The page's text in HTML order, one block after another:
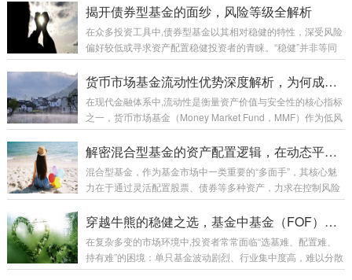
易价格...
票，从而分散风险，分享经济增长带来的收益，本指南将带你
步。 什么是股票型基金？ 股票型基金是指将基金大部分（通常
80%以上）资产投资于股票市场的基金，其收益主要来源于所
型基金具有以下显著特点： 专业...
揭开债券型基金的面纱，风险等级全解析
在众多投资工具中,债券型基金以其相对稳健的特性，深受风险
偏好较低或寻求资产配置稳健投资者的青睐。“稳健”并非等同
于“无风险”，债券型基金并非铁板一块，其内部根据投资策
略、资产类别等不同，蕴含着各异的风险水平，理解债券型基
关键一步。 债券型基金的风险来源：为何并非“零风险”？ 要解
析风险等级,首先需明白债券型基金的主要风险来源： 利率风
向变动关系，当市场利率上...
货币市场基金流动性优势深度解析，为何成为现金管理工具的首选？
在现代金融体系中,流动性是衡量资产价值与安全性的核心指标
之一，货币市场基金（Money Market Fund，MMF）作为低风
险、高流动性的现金管理工具，凭借其在流动性方面的独特优
势，成为机构投资者和个人投资者管理短期闲置资金的重要选
管理机制及市场应用等维度，深入剖析其流动性价值。 流动
性：货币市场基金的核心竞争力 流动性是指资产在短期内以合
使用效率与应急需...
解密混合型基金的资产配置逻辑，在动态平衡中追求稳健回报
混合型基金，作为基金市场中一类重要的“多面手”，其核心魅
力在于通过灵活配置股票、债券等多种资产，力求在控制风险
的同时追求超越单一资产类别的回报，而支撑其运作的基石，
便是严谨而科学的资产配置逻辑，理解这一逻辑，对于投资者
置：混合型基金的“灵魂” 资产配置，就是将资金根据不同资产
类别的预期收益、风险特性以及它们之间的相关性，进行合理
穿越牛熊的稳健之选，基金中基金（FOF）的投资价值解析
在复杂多变的市场环境中,投资者常常面临“选基难、配置难、
持有难”的困境：单只基金波动剧烈、行业集中度高，难以分散
风险；自行构建组合又需要专业知识与时间精力，普通投资者